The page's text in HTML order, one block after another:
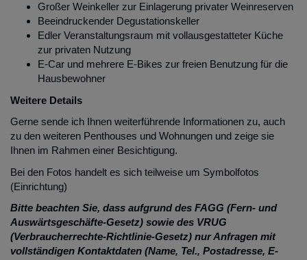
Großer Weinkeller zur Einlagerung privater Weinreserven
Beeindruckender Degustationskeller
Edler Veranstaltungsraum mit vollausgestatteter Küche
zur privaten Nutzung
E-Car und mehrere E-Bikes zur freien Benutzung für die
Hausbewohner
Weitere Details
Gerne sende ich Ihnen weiterführende Informationen zu, auch
zu den weiteren Penthouses und Wohnungen und zeige sie
Ihnen im Rahmen einer Besichtigung.
Bei den Fotos handelt es sich teilweise um Symbolfotos
(Einrichtung)
Bitte beachten Sie, dass aufgrund des FAGG (Fern- und
Auswärtsgeschäfte-Gesetz) sowie des VRUG
(Verbraucherrechte-Richtlinie-Gesetz) nur Anfragen mit
vollständigen Kontaktdaten (Name, Tel., Postadresse, E-